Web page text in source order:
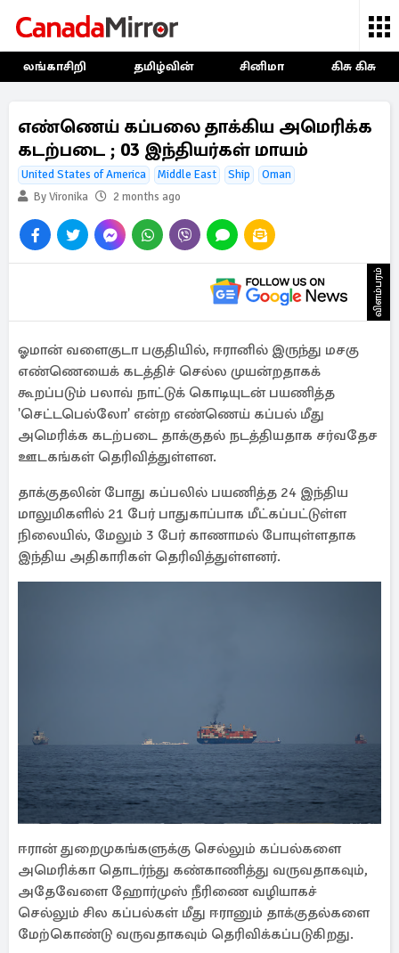
லங்காசிறி தமிழ்வின் சினிமா கிசு கிசு
எண்ணெய் கப்பலை தாக்கிய அமெரிக்க
கடற்படை ; 03 இந்தியர்கள் மாயம்
United States of America Middle East Ship
Oman
By Vironika
2 months ago
விளம்பரம்
ஓமான் வளைகுடா பகுதியில், ஈரானில் இருந்து மசகு
எண்ணெயைக் கடத்திச் செல்ல முயன்றதாகக்
கூறப்படும் பலாவ் நாட்டுக் கொடியுடன் பயணித்த
'செட்டபெல்லோ' என்ற எண்ணெய் கப்பல் மீது
அமெரிக்க கடற்படை தாக்குதல் நடத்தியதாக சர்வதேச
ஊடகங்கள் தெரிவித்துள்ளன.
தாக்குதலின் போது கப்பலில் பயணித்த 24 இந்திய
மாலுமிகளில் 21 பேர் பாதுகாப்பாக மீட்கப்பட்டுள்ள
நிலையில், மேலும் 3 பேர் காணாமல் போயுள்ளதாக
இந்திய அதிகாரிகள் தெரிவித்துள்ளனர்.
ஈரான் துறைமுகங்களுக்கு செல்லும் கப்பல்களை
அமெரிக்கா தொடர்ந்து கண்காணித்து வருவதாகவும்,
அதேவேளை ஹோர்முஸ் நீரிணை வழியாகச்
செல்லும் சில கப்பல்கள் மீது ஈரானும் தாக்குதல்களை
மேற்கொண்டு வருவதாகவும் தெரிவிக்கப்படுகிறது.